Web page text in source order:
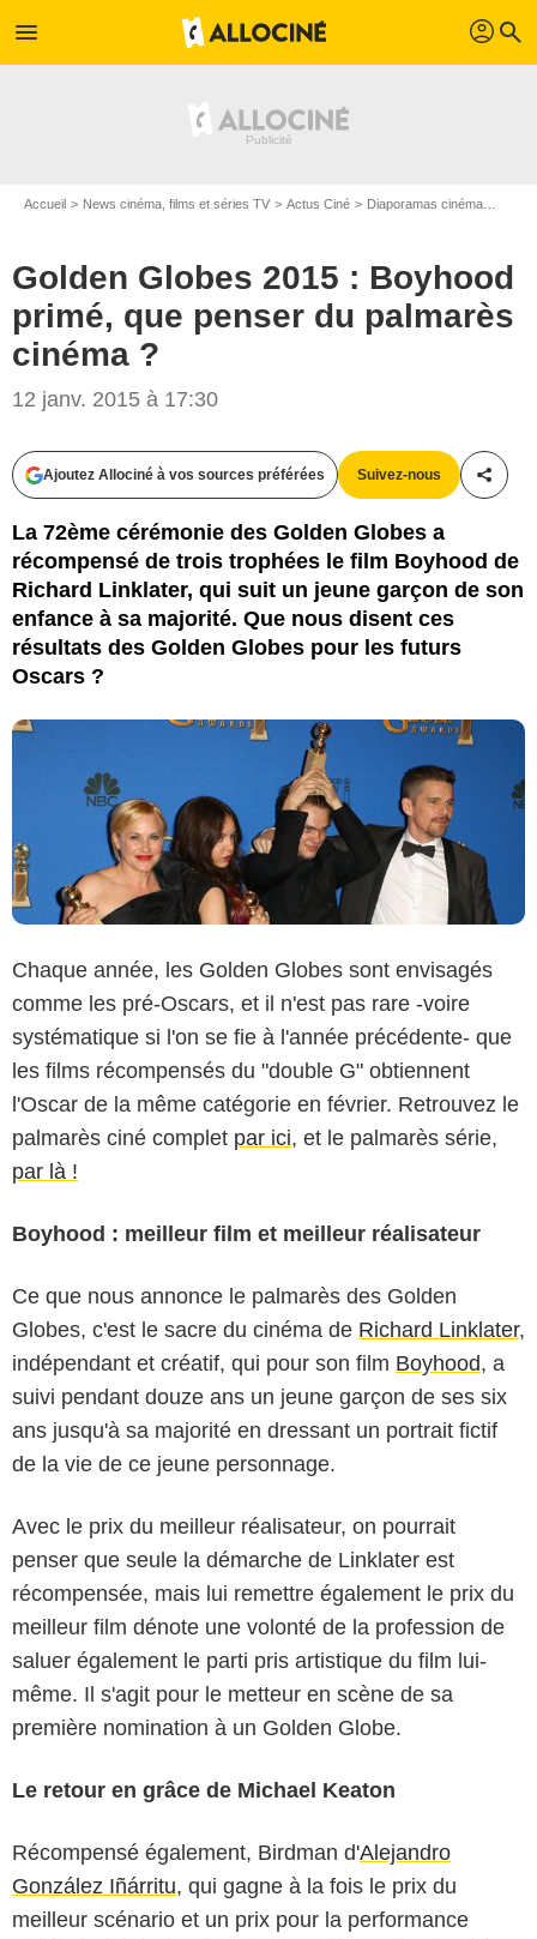
menu profil search
Accueil News cinéma, films et séries TV Actus Ciné Diaporamas cinéma
Golden Globes 2015 : Boyhood
primé, que penser du palmarès
cinéma ?
12 janv. 2015 à 17:30
Ajoutez Allociné à vos sources préférées Suivez-nous
La 72ème cérémonie des Golden Globes a
récompensé de trois trophées le film Boyhood de
Richard Linklater, qui suit un jeune garçon de son
enfance à sa majorité. Que nous disent ces
résultats des Golden Globes pour les futurs
Oscars ?
FAMEFLYNET / BESTIMAGE
Chaque année, les Golden Globes sont envisagés
comme les pré-Oscars, et il n'est pas rare -voire
systématique si l'on se fie à l'année précédente- que
les films récompensés du "double G" obtiennent
l'Oscar de la même catégorie en février. Retrouvez le
palmarès ciné complet par ici, et le palmarès série,
par là !
Boyhood : meilleur film et meilleur réalisateur
Ce que nous annonce le palmarès des Golden
Globes, c'est le sacre du cinéma de Richard Linklater,
indépendant et créatif, qui pour son film Boyhood, a
suivi pendant douze ans un jeune garçon de ses six
ans jusqu'à sa majorité en dressant un portrait fictif
de la vie de ce jeune personnage.
Avec le prix du meilleur réalisateur, on pourrait
penser que seule la démarche de Linklater est
récompensée, mais lui remettre également le prix du
meilleur film dénote une volonté de la profession de
saluer également le parti pris artistique du film lui-
même. Il s'agit pour le metteur en scène de sa
première nomination à un Golden Globe.
Le retour en grâce de Michael Keaton
Récompensé également, Birdman d'Alejandro
González Iñárritu, qui gagne à la fois le prix du
meilleur scénario et un prix pour la performance